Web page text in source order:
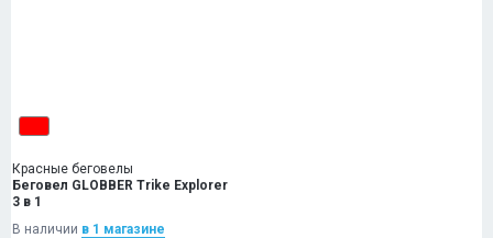
Красные беговелы
Беговел GLOBBER Trike Explorer
3 в 1
В наличии в 1 магазинe